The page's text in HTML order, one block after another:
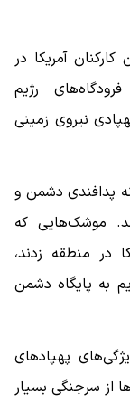
آمریکا در
رژیم
نیروی زمینی
پدافندی دشمن و
موشک‌هایی که
در منطقه زدند،
به پایگاه دشمن
پهپادهای
از سرجنگی بسیار